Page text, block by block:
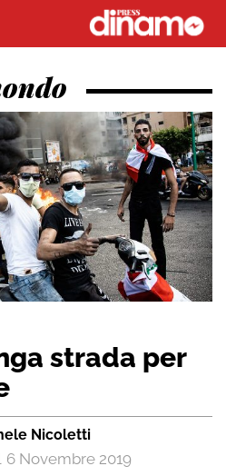
strada per
Nicoletti
6 Novembre 2019